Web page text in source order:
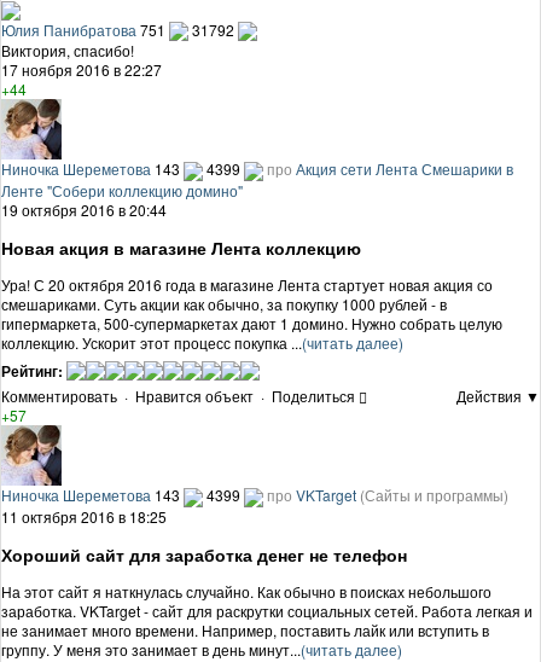
Юлия Панибратова 751
31792
Виктория, спасибо!
17 ноября 2016 в 22:27
+44
Ниночка Шереметова 143 4399 про Акция сети Лента Смешарики в
Ленте "Собери коллекцию домино"
19 октября 2016 в 20:44
Новая акция в магазине Лента коллекцию
Ура! С 20 октября 2016 года в магазине Лента стартует новая акция со
смешариками. Суть акции как обычно, за покупку 1000 рублей - в
гипермаркета, 500-супермаркетах дают 1 домино. Нужно собрать целую
коллекцию. Ускорит этот процесс покупка ...(читать далее)
Рейтинг:
Комментировать · Нравится объект · Поделиться
Действия ▼
+57
Ниночка Шереметова 143 4399 про VKTarget (Сайты и программы)
11 октября 2016 в 18:25
Хороший сайт для заработка денег не телефон
На этот сайт я наткнулась случайно. Как обычно в поисках небольшого
заработка. VKTarget - сайт для раскрутки социальных сетей. Работа легкая и
не занимает много времени. Например, поставить лайк или вступить в
группу. У меня это занимает в день минут...(читать далее)